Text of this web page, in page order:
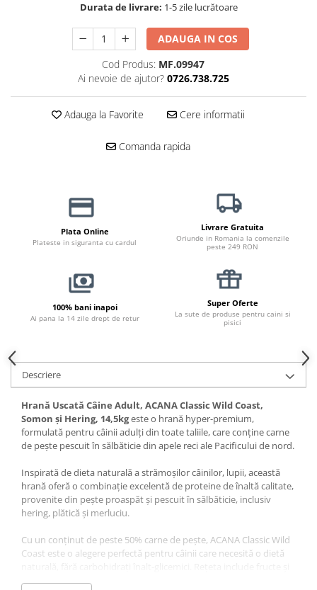
Hrană Uscată Pisică
Recompense Pisici
Semi-umede
Proteice
Îngrijire Pisici
Așternut Igienic Pisici
Antiparazitare Pisici
Vitamine Pisici
Perii & Piepteni Pisici
Accesorii Pisici
Culcușuri & Saltele Pisici
Ansambluri Pisici
Cuști & Genți Pisici
Jucării Pisici
Durata de livrare: 1-5 zile lucrătoare
ADAUGA IN COS
Cod Produs: MF.09947
Ai nevoie de ajutor? 0726.738.725
Adauga la Favorite Cere informatii
Comanda rapida
Plata Online
Plateste in siguranta cu cardul
Livrare Gratuita
Oriunde in Romania la comenzile
peste 249 RON
100% bani inapoi
Ai pana la 14 zile drept de retur
Super Oferte
La sute de produse pentru caini si
pisici
Descriere
Hrană Uscată Câine Adult, ACANA Classic Wild Coast,
Somon și Hering, 14,5kgeste o hrană hyper-premium,
formulată pentru câinii adulți din toate taliile, care conține carne
de pește pescuit în sălbăticie din apele reci ale Pacificului de nord.
Inspirată de dieta naturală a strămoșilor câinilor, lupii, această
hrană oferă o combinație excelentă de proteine de înaltă calitate,
provenite din pește proaspăt și pescuit în sălbăticie, inclusiv
hering, plătică și merluciu.
Cu un conținut de peste 50% carne de pește, ACANA Classic Wild
Coast este o alegere perfectă pentru câinii care necesită o dietă
legume proaspete și integrale, precum dovleac, zucchini, morcovi